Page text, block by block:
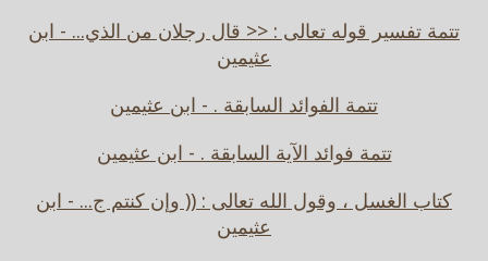
تتمة تفسير قوله تعالى : << قال رجلان من الذي... - ابن
عثيمين
تتمة الفوائد السابقة . - ابن عثيمين
تتمة فوائد الآية السابقة . - ابن عثيمين
كتاب الغسل ، وقول الله تعالى : (( وإن كنتم ج... - ابن
عثيمين